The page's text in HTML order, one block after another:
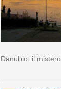
Danubio: il